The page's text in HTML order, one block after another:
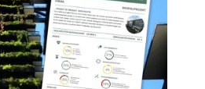
PROJEKTE
KONTAKT